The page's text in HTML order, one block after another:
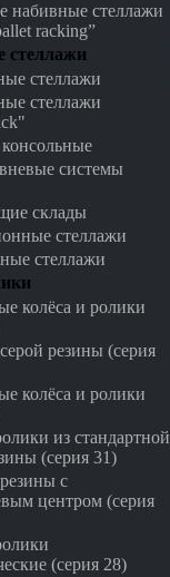
набивные стеллажи
racking”
стеллажи
стеллажи
стеллажи
системы
склады
стеллажи
стеллажи
колёса и ролики
резины (серия
колёса и ролики
из стандартной
(серия 31)
с
центром (серия
(серия 28)